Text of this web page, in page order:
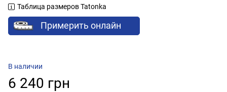
Таблица размеров Tatonka
Примерить онлайн
В наличии
6 240 грн